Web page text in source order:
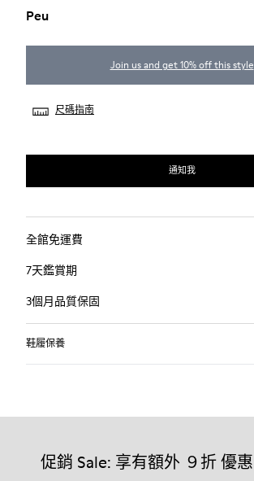
Peu
Join us and get 10% off this style
尺碼指南
通知我
全館免運費
7天鑑賞期
3個月品質保固
鞋履保養
促銷 Sale: 享有額外 ９折 優惠